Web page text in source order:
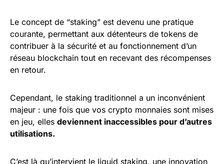
Le concept de “staking” est devenu une pratique
courante, permettant aux détenteurs de tokens de
contribuer à la sécurité et au fonctionnement d’un
réseau blockchain tout en recevant des récompenses
en retour.
Cependant, le staking traditionnel a un inconvénient
majeur : une fois que vos crypto monnaies sont mises
en jeu, elles deviennent inaccessibles pour d’autres
utilisations.
C’est là qu’intervient le liquid staking, une innovation